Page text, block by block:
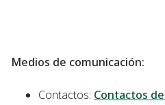
Medios de comunicación:
Contactos: Contactos